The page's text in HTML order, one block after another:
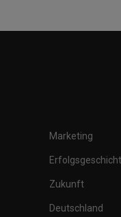
Marketing
Zukunft
Deutschland